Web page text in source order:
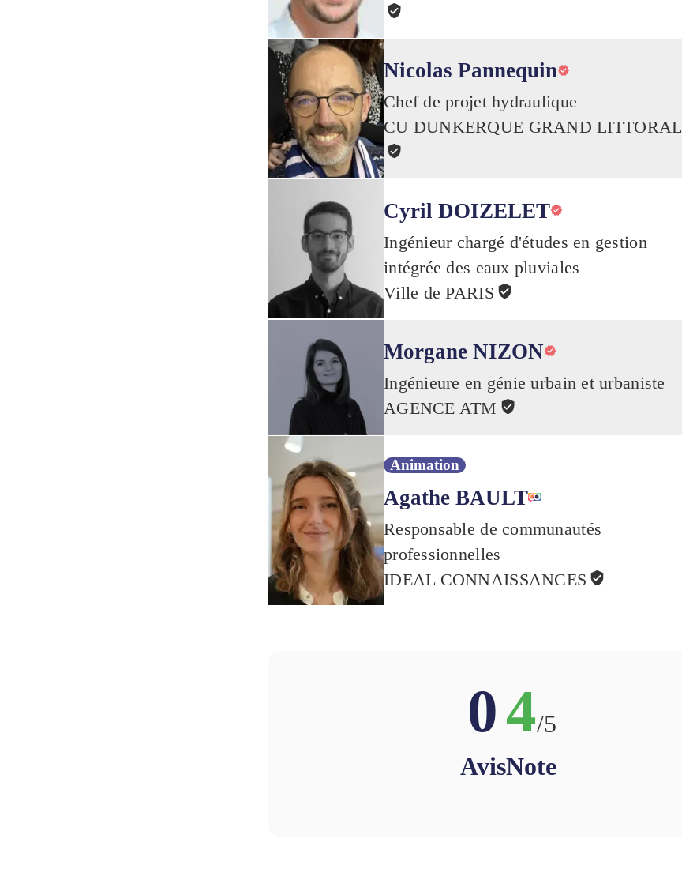
Nicolas Pannequin
Chef de projet hydraulique
CU DUNKERQUE GRAND LITTORAL
Cyril DOIZELET
Ingénieur chargé d'études en gestion
intégrée des eaux pluviales
Ville de PARIS
Morgane NIZON
Ingénieure en génie urbain et urbaniste
AGENCE ATM
Animation
Agathe BAULT
Responsable de communautés
professionnelles
IDEAL CONNAISSANCES
0
Avis
4/5
Note